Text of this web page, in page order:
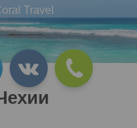
Travel